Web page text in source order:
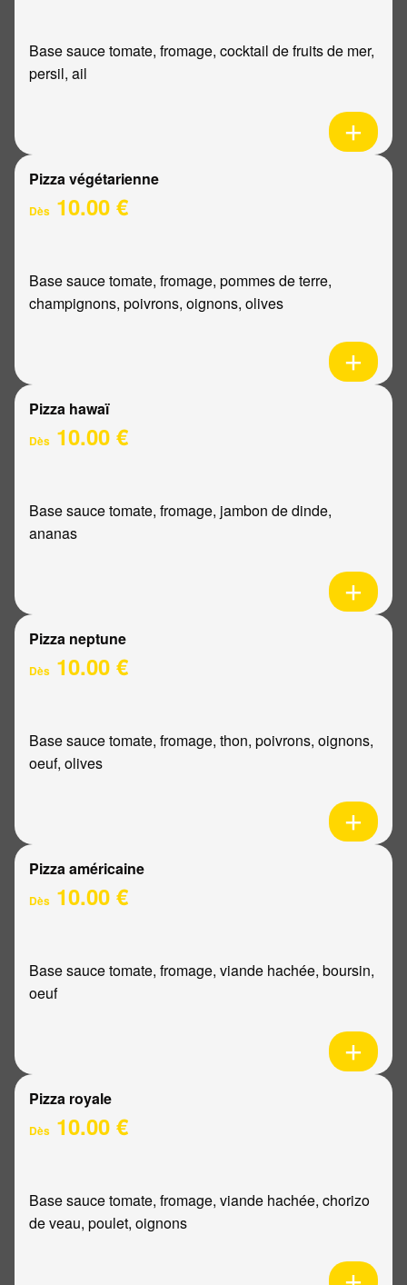
Base sauce tomate, fromage, cocktail de fruits de mer,
persil, ail
Pizza végétarienne
Dès 10.00 €
Base sauce tomate, fromage, pommes de terre,
champignons, poivrons, oignons, olives
Pizza hawaï
Dès 10.00 €
Base sauce tomate, fromage, jambon de dinde,
ananas
Pizza neptune
Dès 10.00 €
Base sauce tomate, fromage, thon, poivrons, oignons,
oeuf, olives
Pizza américaine
Dès 10.00 €
Base sauce tomate, fromage, viande hachée, boursin,
oeuf
Pizza royale
Dès 10.00 €
Base sauce tomate, fromage, viande hachée, chorizo
de veau, poulet, oignons